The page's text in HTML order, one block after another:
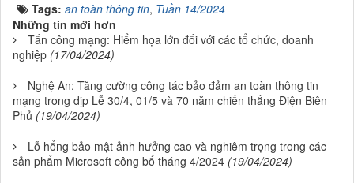
Tags: an toàn thông tin, Tuần 14/2024
Những tin mới hơn
Tấn công mạng: Hiểm họa lớn đối với các tổ chức, doanh
nghiệp (17/04/2024)
Nghệ An: Tăng cường công tác bảo đảm an toàn thông tin
mạng trong dịp Lễ 30/4, 01/5 và 70 năm chiến thắng Điện Biên
Phủ (19/04/2024)
Lỗ hổng bảo mật ảnh hưởng cao và nghiêm trọng trong các
sản phẩm Microsoft công bố tháng 4/2024 (19/04/2024)